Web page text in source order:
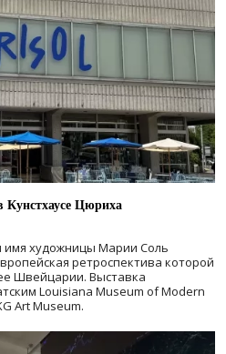
Цюриха
имя художницы Марии Соль
ретроспектива которой
Швейцарии. Выставка
Louisiana Museum of Modern
Art Museum.